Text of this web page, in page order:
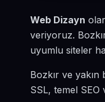
Web Dizayn
veriyoruz.
uyumlu siteler
Bozkır ve
SSL, temel SEO